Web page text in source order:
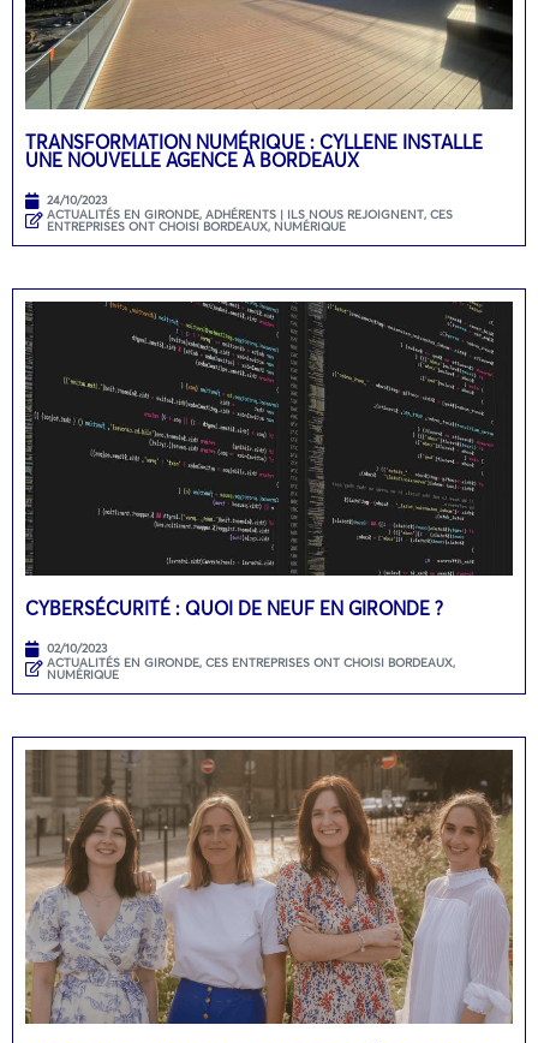
TRANSFORMATION NUMÉRIQUE : CYLLENE INSTALLE
UNE NOUVELLE AGENCE À BORDEAUX
24/10/2023
ACTUALITÉS EN GIRONDE, ADHÉRENTS | ILS NOUS REJOIGNENT, CES
ENTREPRISES ONT CHOISI BORDEAUX, NUMÉRIQUE
CYBERSÉCURITÉ : QUOI DE NEUF EN GIRONDE ?
02/10/2023
ACTUALITÉS EN GIRONDE, CES ENTREPRISES ONT CHOISI BORDEAUX,
NUMÉRIQUE